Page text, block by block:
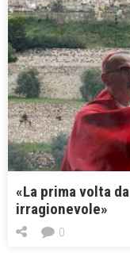
«La prima volta
irragionevole»
0